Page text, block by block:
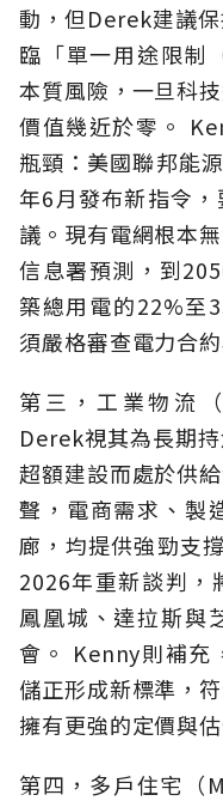
動，但Derek建議
臨「單一用途限制
本質風險，一旦科
價值幾近於零。
瓶頸：美國聯邦能
年6月發布新指令
議。現有電網根本
信息署預測，到
築總用電的22%至
須嚴格審查電力合
第三，工業物流
Derek視其為長期
超額建設而處於供
聲，電商需求、製
廊，均提供強勁支
2026年重新談判，
鳳凰城、達拉斯與
會。 Kenny則補充
儲正形成新標準，
擁有更強的定價與
第四，多戶住宅